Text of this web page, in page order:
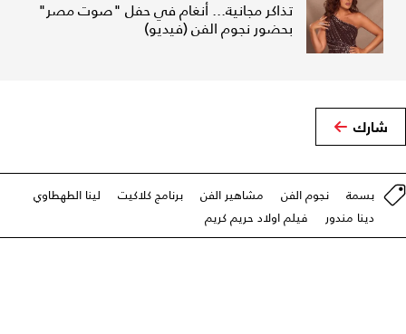
تذاكر مجانية... أنغام في حفل "صوت مصر"
بحضور نجوم الفن (فيديو)
شارك
بسمة نجوم الفن مشاهير الفن برنامج كلاكيت
لينا الطهطاوي
دينا مندور
فيلم اولاد حريم كريم